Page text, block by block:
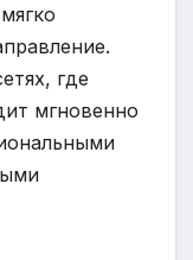
где
мгновенно